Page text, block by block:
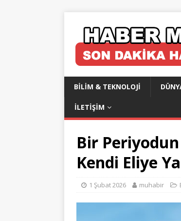
BILIM & TEKNOLOJI
İLETIŞIM
Bir
Kendi Eliye
1 Şubat 2026 muhabir